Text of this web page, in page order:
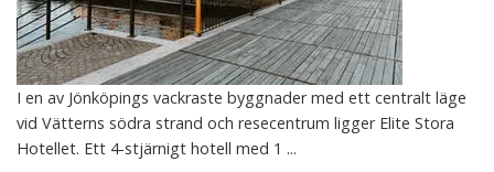
I en av Jönköpings vackraste byggnader med ett centralt läge
vid Vätterns södra strand och resecentrum ligger Elite Stora
Hotellet. Ett 4-stjärnigt hotell med 1 ...